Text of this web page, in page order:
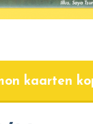
kaarten